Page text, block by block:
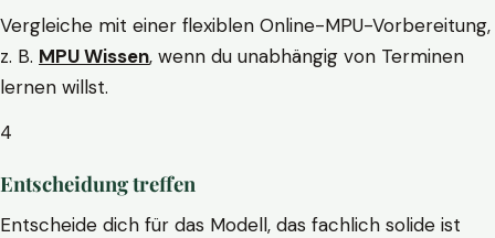
Vergleiche mit einer flexiblen Online-MPU-Vorbereitung,
z. B. MPU Wissen, wenn du unabhängig von Terminen
lernen willst.
4
Entscheidung treffen
Entscheide dich für das Modell, das fachlich solide ist